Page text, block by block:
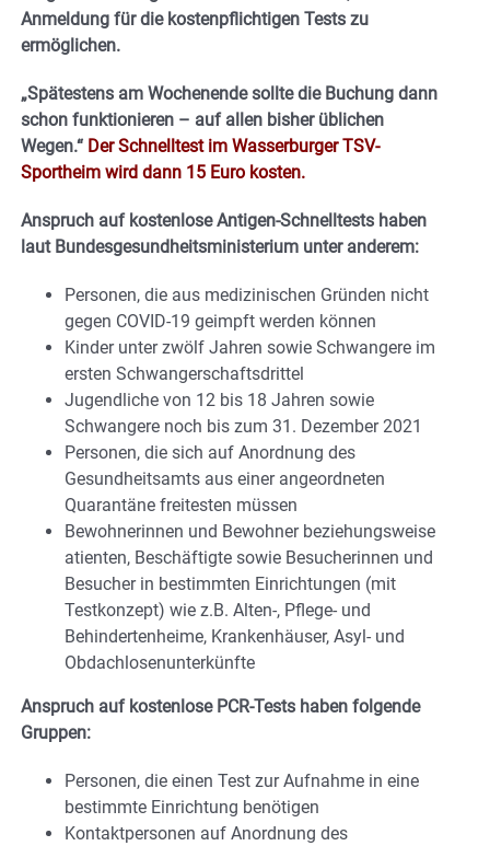
Anmeldung für die kostenpflichtigen Tests zu
ermöglichen.
„Spätestens am Wochenende sollte die Buchung dann
schon funktionieren – auf allen bisher üblichen
Wegen.“ Der Schnelltest im Wasserburger TSV-
Sportheim wird dann 15 Euro kosten.
Anspruch auf kostenlose Antigen-Schnelltests haben
laut Bundesgesundheitsministerium unter anderem:
Personen, die aus medizinischen Gründen nicht
gegen COVID-19 geimpft werden können
Kinder unter zwölf Jahren sowie Schwangere im
ersten Schwangerschaftsdrittel
Jugendliche von 12 bis 18 Jahren sowie
Schwangere noch bis zum 31. Dezember 2021
Personen, die sich auf Anordnung des
Gesundheitsamts aus einer angeordneten
Quarantäne freitesten müssen
Bewohnerinnen und Bewohner beziehungsweise
atienten, Beschäftigte sowie Besucherinnen und
Besucher in bestimmten Einrichtungen (mit
Testkonzept) wie z.B. Alten-, Pflege- und
Behindertenheime, Krankenhäuser, Asyl- und
Obdachlosenunterkünfte
Anspruch auf kostenlose PCR-Tests haben folgende
Gruppen:
Personen, die einen Test zur Aufnahme in eine
bestimmte Einrichtung benötigen
Kontaktpersonen auf Anordnung des